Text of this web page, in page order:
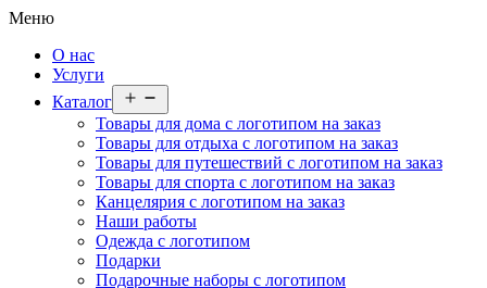
Меню
О нас
Услуги
Каталог
меню
Товары для дома с логотипом на заказ
Товары для отдыха с логотипом на заказ
Товары для путешествий с логотипом на заказ
Товары для спорта с логотипом на заказ
Канцелярия с логотипом на заказ
Наши работы
Одежда с логотипом
Подарки
Подарочные наборы с логотипом